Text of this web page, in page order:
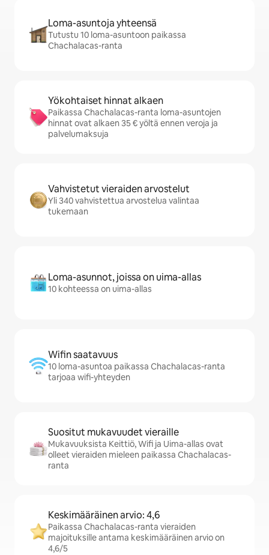
Loma-asuntoja yhteensä
Tutustu 10 loma-asuntoon paikassa
Chachalacas-ranta
Yökohtaiset hinnat alkaen
Paikassa Chachalacas-ranta loma-asuntojen
hinnat ovat alkaen 35 € yöltä ennen veroja ja
palvelumaksuja
Vahvistetut vieraiden arvostelut
Yli 340 vahvistettua arvostelua valintaa
tukemaan
Loma-asunnot, joissa on uima-allas
10 kohteessa on uima-allas
Wifin saatavuus
10 loma-asuntoa paikassa Chachalacas-ranta
tarjoaa wifi-yhteyden
Suositut mukavuudet vieraille
Mukavuuksista Keittiö, Wifi ja Uima-allas ovat
olleet vieraiden mieleen paikassa Chachalacas-
ranta
Keskimääräinen arvio: 4,6
Paikassa Chachalacas-ranta vieraiden
majoituksille antama keskimääräinen arvio on
4,6/5